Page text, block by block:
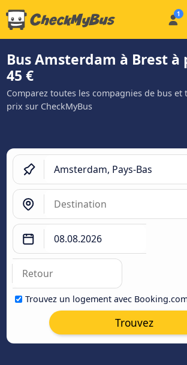
Bus Amsterdam à Brest
45 €
Comparez toutes les compagnies de bus
prix sur CheckMyBus
Trouvez un logement avec
Trouvez